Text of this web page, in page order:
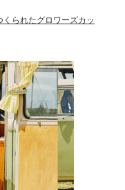
られたグロワーズカッ